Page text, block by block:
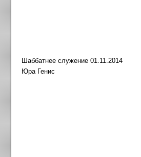
Шаббатнее служение 01.11.2014
Юра Генис